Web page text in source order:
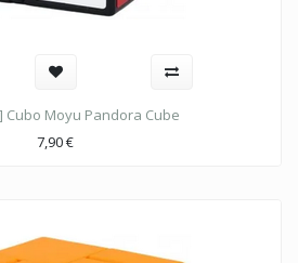
Cubo Moyu Pandora Cube
7,90€